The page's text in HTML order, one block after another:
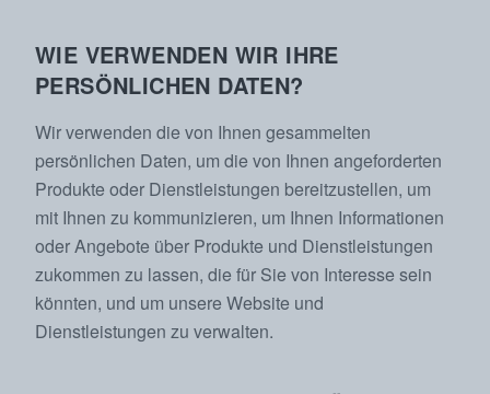
WIE VERWENDEN WIR IHRE
PERSÖNLICHEN DATEN?
Wir verwenden die von Ihnen gesammelten
persönlichen Daten, um die von Ihnen angeforderten
Produkte oder Dienstleistungen bereitzustellen, um
mit Ihnen zu kommunizieren, um Ihnen Informationen
oder Angebote über Produkte und Dienstleistungen
zukommen zu lassen, die für Sie von Interesse sein
könnten, und um unsere Website und
Dienstleistungen zu verwalten.